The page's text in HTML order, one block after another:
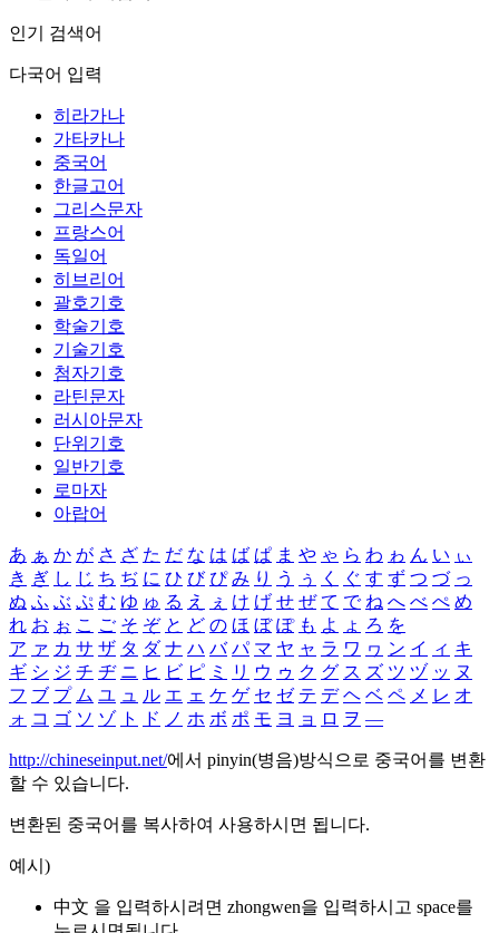
인기 검색어
다국어 입력
히라가나
가타카나
중국어
한글고어
그리스문자
프랑스어
독일어
히브리어
괄호기호
학술기호
기술기호
첨자기호
라틴문자
러시아문자
단위기호
일반기호
로마자
아랍어
あ ぁ か が さ ざ た だ な は ば ぱ ま や ゃ ら わ ゎ ん い ぃ
き ぎ し じ ち ぢ に ひ び ぴ み り う ぅ く ぐ す ず つ づ っ
ぬ ふ ぶ ぷ む ゆ ゅ る え ぇ け げ せ ぜ て で ね へ べ ぺ め
れ お ぉ こ ご そ ぞ と ど の ほ ぼ ぽ も よ ょ ろ を
ア ァ カ サ ザ タ ダ ナ ハ バ パ マ ヤ ャ ラ ワ ヮ ン イ ィ キ
ギ シ ジ チ ヂ ニ ヒ ビ ピ ミ リ ウ ゥ ク グ ス ズ ツ ヅ ッ ヌ
フ ブ プ ム ユ ュ ル エ ェ ケ ゲ セ ゼ テ デ ヘ ベ ペ メ レ オ
ォ コ ゴ ソ ゾ ト ド ノ ホ ボ ポ モ ヨ ョ ロ ヲ ―
http://chineseinput.net/에서 pinyin(병음)방식으로 중국어를 변환
할 수 있습니다.
변환된 중국어를 복사하여 사용하시면 됩니다.
예시)
中文 을 입력하시려면 zhongwen을 입력하시고 space를